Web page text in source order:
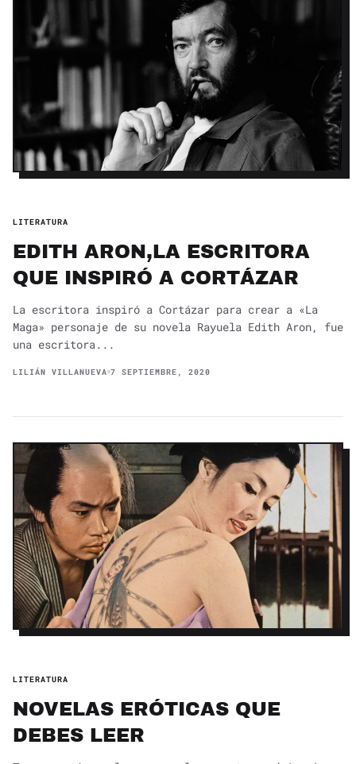
LITERATURA
EDITH ARON,LA ESCRITORA
QUE INSPIRÓ A CORTÁZAR
La escritora inspiró a Cortázar para crear a «La
Maga» personaje de su novela Rayuela Edith Aron, fue
una escritora...
LILIÁN VILLANUEVA 7 SEPTIEMBRE, 2020
LITERATURA
NOVELAS ERÓTICAS QUE
DEBES LEER